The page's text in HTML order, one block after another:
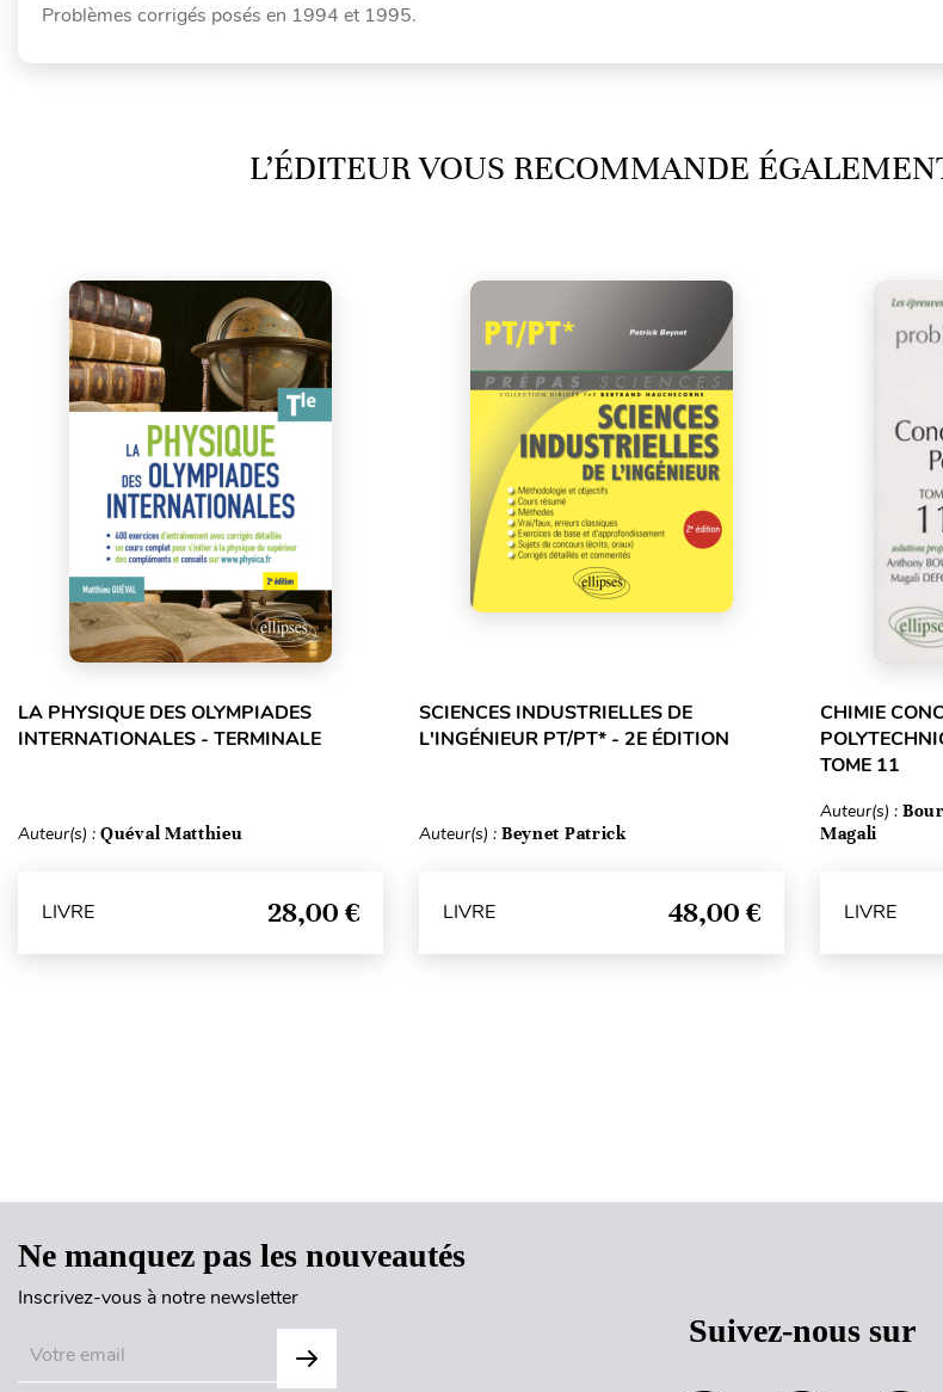
Problèmes corrigés posés en 1994 et 1995.
L’ÉDITEUR VOUS RECOMMANDE
LA PHYSIQUE DES OLYMPIADES
INTERNATIONALES - TERMINALE
Auteur(s) : Quéval Matthieu
LIVRE 28,00 €
SCIENCES INDUSTRIELLES DE
L'INGÉNIEUR PT/PT* - 2E ÉDITION
Auteur(s) : Beynet Patrick
LIVRE 48,00 €
CHIMIE
TOME 11
Auteur(s) :
Magali
LIVRE
Ne manquez pas les nouveautés
Inscrivez-vous à notre newsletter
Suivez-nous sur